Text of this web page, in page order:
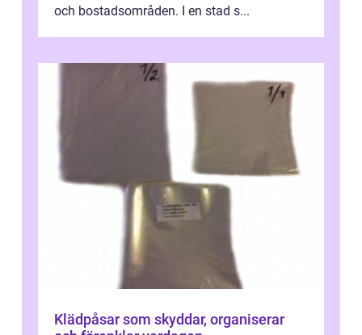
och bostadsområden. I en stad s...
Klädpåsar som skyddar, organiserar